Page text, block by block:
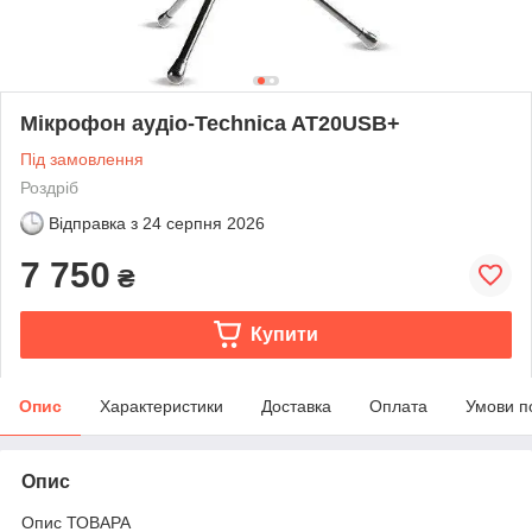
Мікрофон аудіо-Technica AT20USB+
Під замовлення
Роздріб
Відправка з 24 серпня 2026
7 750 ₴
Купити
Опис Характеристики Доставка Оплата Умови
Опис
Опис ТОВАРА